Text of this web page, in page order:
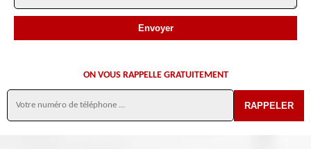
ON VOUS RAPPELLE GRATUITEMENT